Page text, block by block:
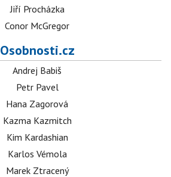
Jiří Procházka
Conor McGregor
Osobnosti.cz
Andrej Babiš
Petr Pavel
Hana Zagorová
Kazma Kazmitch
Kim Kardashian
Karlos Vémola
Marek Ztracený